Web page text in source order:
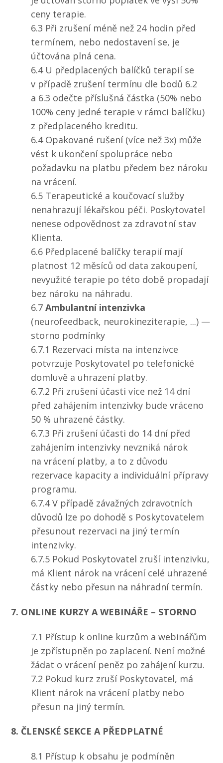
ceny terapie.
6.3 Při zrušení méně než 24 hodin před
termínem, nebo nedostavení se, je
účtována plná cena.
6.4 U předplacených balíčků terapií se
v případě zrušení termínu dle bodů 6.2
a 6.3 odečte příslušná částka (50% nebo
100% ceny jedné terapie v rámci balíčku)
z předplaceného kreditu.
6.4 Opakované rušení (více než 3x) může
vést k ukončení spolupráce nebo
požadavku na platbu předem bez nároku
na vrácení.
6.5 Terapeutické a koučovací služby
nenahrazují lékařskou péči. Poskytovatel
nenese odpovědnost za zdravotní stav
Klienta.
6.6 Předplacené balíčky terapií mají
platnost 12 měsíců od data zakoupení,
nevyužité terapie po této době propadají
bez nároku na náhradu.
6.7Ambulantní intenzivka
(neurofeedback, neurokineziterapie, ...) —
storno podmínky
6.7.1 Rezervaci místa na intenzivce
potvrzuje Poskytovatel po telefonické
domluvě a uhrazení platby.
6.7.2 Při zrušení účasti více než 14 dní
před zahájením intenzivky bude vráceno
50 % uhrazené částky.
6.7.3 Při zrušení účasti do 14 dní před
zahájením intenzivky nevzniká nárok
na vrácení platby, a to z důvodu
rezervace kapacity a individuální přípravy
programu.
6.7.4 V případě závažných zdravotních
důvodů lze po dohodě s Poskytovatelem
přesunout rezervaci na jiný termín
intenzivky.
6.7.5 Pokud Poskytovatel zruší intenzivku,
má Klient nárok na vrácení celé uhrazené
částky nebo přesun na náhradní termín.
7. ONLINE KURZY A WEBINÁŘE – STORNO
7.1 Přístup k online kurzům a webinářům
je zpřístupněn po zaplacení. Není možné
žádat o vrácení peněz po zahájení kurzu.
7.2 Pokud kurz zruší Poskytovatel, má
Klient nárok na vrácení platby nebo
přesun na jiný termín.
8. ČLENSKÉ SEKCE A PŘEDPLATNÉ
8.1 Přístup k obsahu je podmíněn